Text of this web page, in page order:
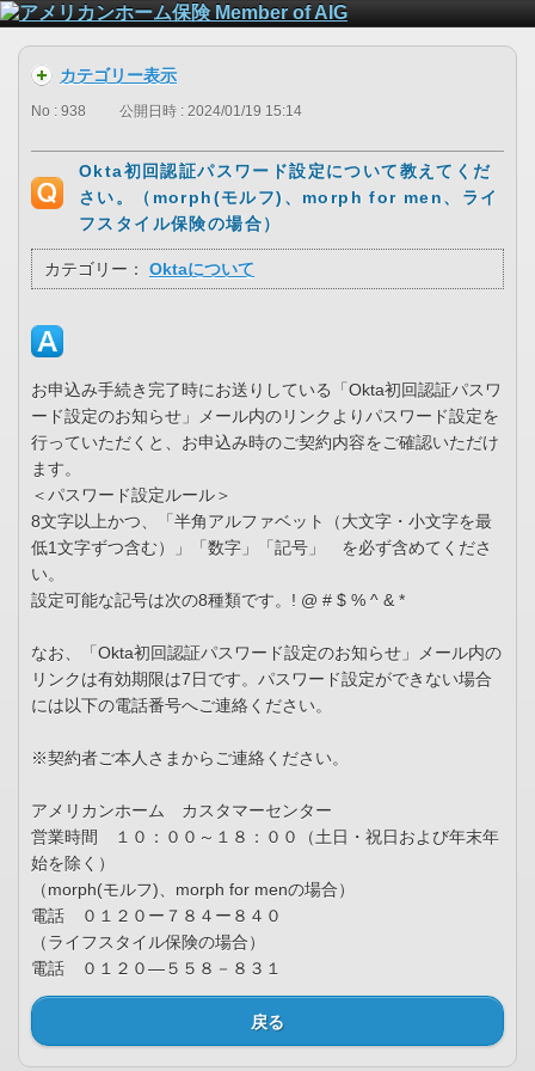
カテゴリー表示
No : 938 公開日時 : 2024/01/19 15:14
Okta初回認証パスワード設定について教えてくだ
さい。（morph(モルフ)、morph for men、ライ
フスタイル保険の場合）
カテゴリー： Oktaについて
お申込み手続き完了時にお送りしている「Okta初回認証パスワ
ード設定のお知らせ」メール内のリンクよりパスワード設定を
行っていただくと、お申込み時のご契約内容をご確認いただけ
ます。
＜パスワード設定ルール＞
8文字以上かつ、「半角アルファベット（大文字・小文字を最
低1文字ずつ含む）」「数字」「記号」 を必ず含めてくださ
い。
設定可能な記号は次の8種類です。! @ # $ % ^ & *
なお、「Okta初回認証パスワード設定のお知らせ」メール内の
リンクは有効期限は7日です。パスワード設定ができない場合
には以下の電話番号へご連絡ください。
※契約者ご本人さまからご連絡ください。
アメリカンホーム カスタマーセンター
営業時間 １０：００～１８：００（土日・祝日および年末年
始を除く）
（morph(モルフ)、morph for menの場合）
電話 ０１２０ー７８４ー８４０
（ライフスタイル保険の場合）
電話 ０１２０―５５８－８３１
戻る